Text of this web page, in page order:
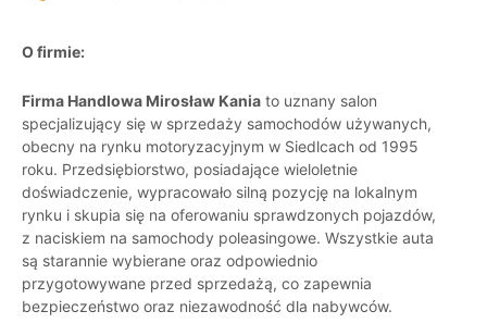
O firmie:
Firma Handlowa Mirosław Kania to uznany salon
specjalizujący się w sprzedaży samochodów używanych,
obecny na rynku motoryzacyjnym w Siedlcach od 1995
roku. Przedsiębiorstwo, posiadające wieloletnie
doświadczenie, wypracowało silną pozycję na lokalnym
rynku i skupia się na oferowaniu sprawdzonych pojazdów,
z naciskiem na samochody poleasingowe. Wszystkie auta
są starannie wybierane oraz odpowiednio
przygotowywane przed sprzedażą, co zapewnia
bezpieczeństwo oraz niezawodność dla nabywców.